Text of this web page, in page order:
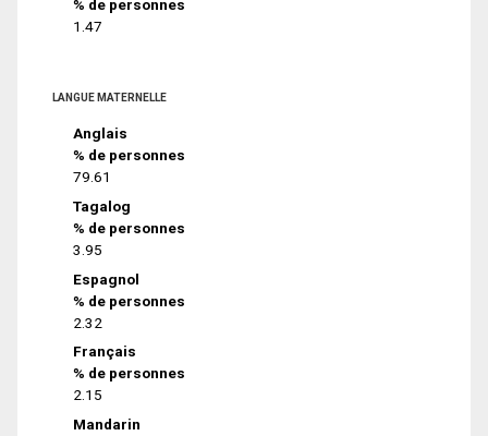
% de personnes
1.47
LANGUE MATERNELLE
Anglais
% de personnes
79.61
Tagalog
% de personnes
3.95
Espagnol
% de personnes
2.32
Français
% de personnes
2.15
Mandarin